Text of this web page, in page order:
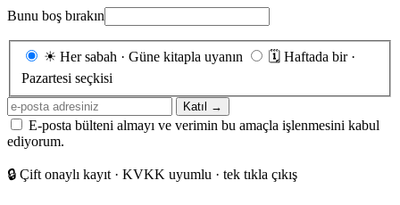
Bunu boş bırakın
Gönderim
sıklığı
☀ Her sabah · Güne kitapla uyanın 🗓 Haftada bir ·
Pazartesi seçkisi
E-
posta
adresiniz
Katıl →
E-posta bülteni almayı ve verimin bu amaçla işlenmesini kabul
ediyorum.
🔒 Çift onaylı kayıt · KVKK uyumlu · tek tıkla çıkış